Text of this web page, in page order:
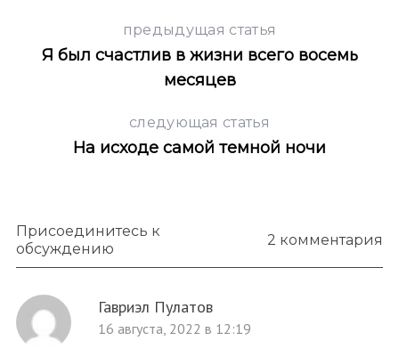
предыдущая статья
Я был счастлив в жизни всего восемь
месяцев
следующая статья
На исходе самой темной ночи
Присоединитесь к
обсуждению
2 комментария
Гавриэл Пулатов
16 августа, 2022 в 12:19